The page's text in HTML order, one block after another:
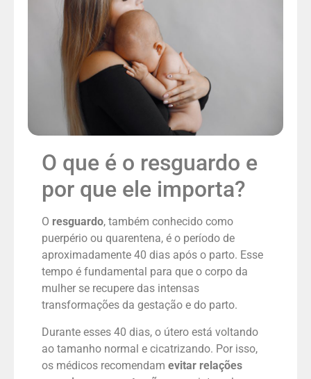
O que é o resguardo e
por que ele importa?
O resguardo, também conhecido como
puerpério ou quarentena, é o período de
aproximadamente 40 dias após o parto. Esse
tempo é fundamental para que o corpo da
mulher se recupere das intensas
transformações da gestação e do parto.
Durante esses 40 dias, o útero está voltando
ao tamanho normal e cicatrizando. Por isso,
os médicos recomendam evitar relações